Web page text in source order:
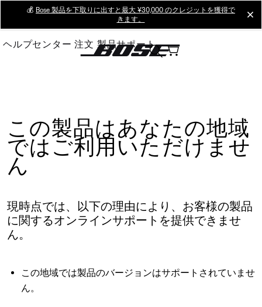
Main
💰 Bose 製品を下取りに出すと最大 ¥30,000 のクレジットを獲得で
きます。
ヘルプセンター 注文 製品サポート
この製品はあなたの地域
ではご利用いただけませ
ん
現時点では、以下の理由により、お客様の製品
に関するオンラインサポートを提供できませ
ん。
この地域では製品のバージョンはサポートされていませ
ん。